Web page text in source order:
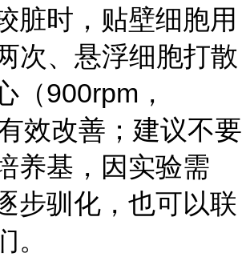
脏时，贴壁细胞用
次、悬浮细胞打散
（900rpm，
效改善；建议不要
养基，因实验需
步驯化，也可以联
。